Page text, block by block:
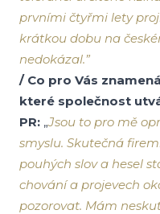
prvními čtyřmi lety
krátkou dobu na
nedokázal.”
/ Co pro Vás
které společnost
PR: „Jsou to pro mě
smyslu. Skutečná
pouhých slov a hesel
chování a projevech
pozorovat. Mám